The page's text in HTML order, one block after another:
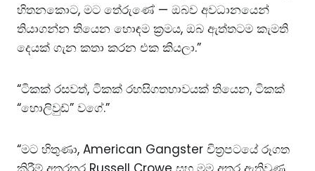
හිතනකොට, මට තේරුණේ — ඔබව අවධානයෙන්
තියාගන්න තියෙන හොඳම ක්‍රමය, ඔබ ඇත්තටම කැමති
දෙයක් ගැන කතා කරන එක කියලා.”
“ටිකක් රසවත්, ටිකක් රහසිගතභාවයක් තියෙන, ටිකක්
“හොලිවුඩ්” වගේ.”
“මට හිතුණා, American Gangster චිත්‍රපටයේ රූගත